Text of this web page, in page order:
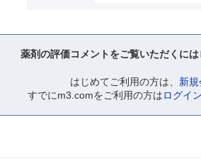
薬剤の評価コメントをご覧いただくには
はじめてご利用の方は、 新
すでにm3.comをご利用の方はログイン